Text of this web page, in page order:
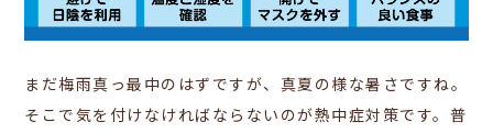
まだ梅雨真っ最中のはずですが、真夏の様な暑さですね。
そこで気を付けなければならないのが熱中症対策です。普